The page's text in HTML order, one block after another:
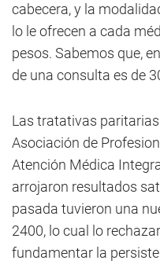
cabecera, y la
lo le ofrecen a cada
pesos. Sabemos que,
de una consulta es de
Las tratativas
Asociación de
Atención Médica
arrojaron resultados
pasada tuvieron una
2400, lo cual lo
fundamentar la